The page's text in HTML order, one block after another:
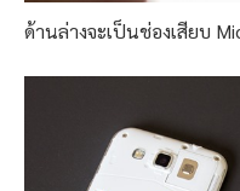
ด้านล่างจะเป็นช่องเสียบ